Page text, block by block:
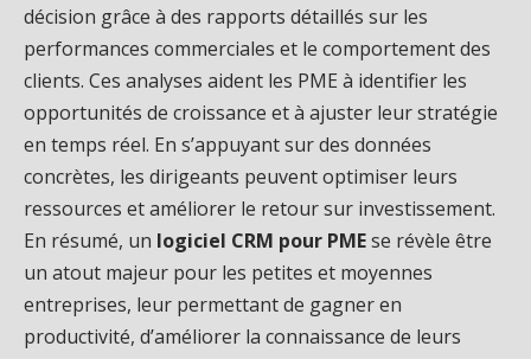
décision grâce à des rapports détaillés sur les
performances commerciales et le comportement des
clients. Ces analyses aident les PME à identifier les
opportunités de croissance et à ajuster leur stratégie
en temps réel. En s’appuyant sur des données
concrètes, les dirigeants peuvent optimiser leurs
ressources et améliorer le retour sur investissement.
En résumé, un logiciel CRM pour PMEse révèle être
un atout majeur pour les petites et moyennes
entreprises, leur permettant de gagner en
productivité, d’améliorer la connaissance de leurs